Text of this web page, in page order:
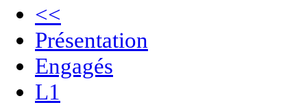
<<
Présentation
Engagés
L1